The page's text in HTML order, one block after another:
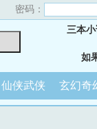
密码：
三本
如
仙侠武侠 玄幻奇